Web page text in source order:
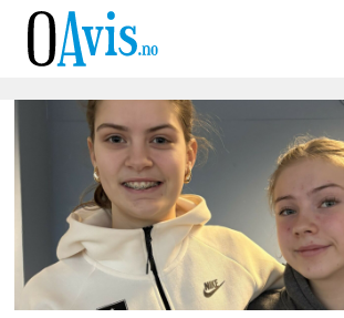
Emne:
wang
ung
follo